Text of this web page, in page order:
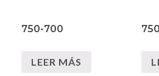
750-700
LEER MÁS